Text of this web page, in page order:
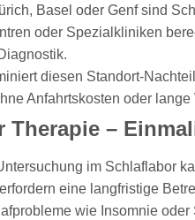
Basel oder Genf sind
oder Spezialkliniken
diesen Standort-
Anfahrtskosten oder lange
Therapie –
im Schlaflabor
eine langfristige
wie Insomnie